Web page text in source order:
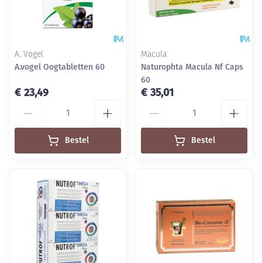
A. Vogel
A.vogel Oogtabletten 60
€ 23,49
Bestel
Macula
Naturophta Macula Nf Caps
60
€ 35,01
Bestel